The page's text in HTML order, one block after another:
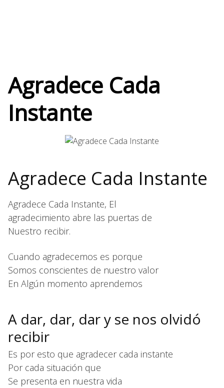
Agradece Cada
Instante
Agradece Cada Instante
Agradece Cada Instante, El
agradecimiento abre las puertas de
Nuestro recibir.
Cuando agradecemos es porque
Somos conscientes de nuestro valor
En Algún momento aprendemos
A dar, dar, dar y se nos olvidó
recibir
Es por esto que agradecer cada instante
Por cada situación que
Se presenta en nuestra vida